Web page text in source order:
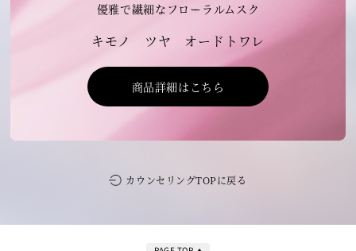
優雅で繊細なフローラルムスク
キモノ ツヤ オードトワレ
商品詳細はこちら
カウンセリングTOPに戻る